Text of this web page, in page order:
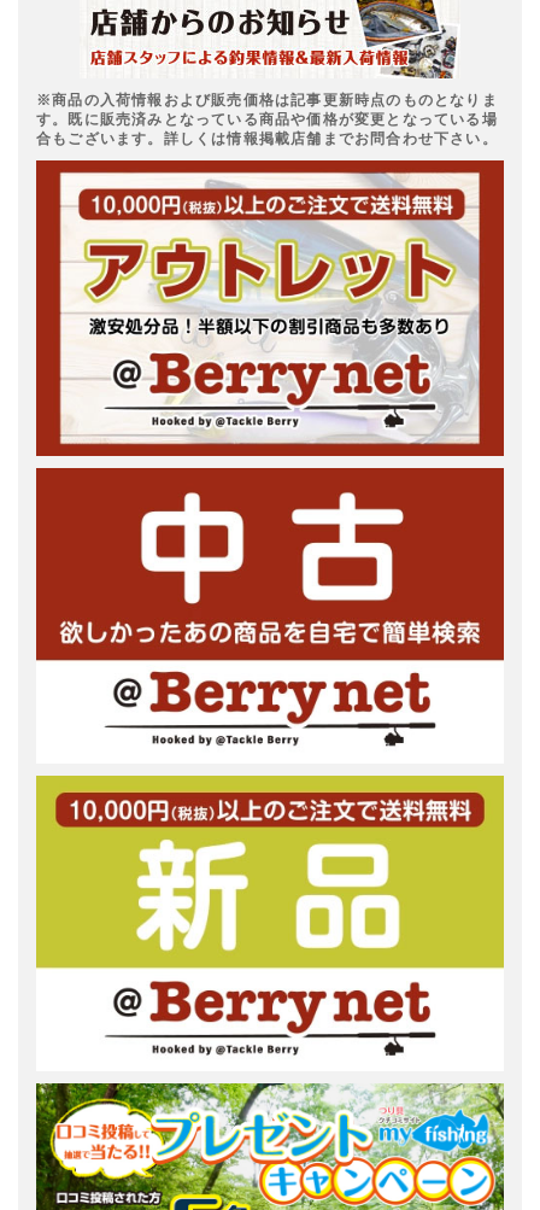
※商品の入荷情報および販売価格は記事更新時点のものとなりま
す。既に販売済みとなっている商品や価格が変更となっている場
合もございます。詳しくは情報掲載店舗までお問合わせ下さい。